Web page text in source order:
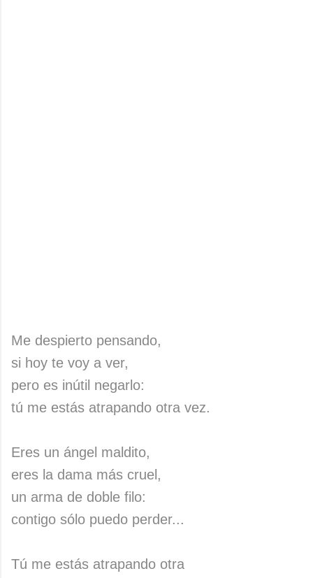
Me despierto pensando,
si hoy te voy a ver,
pero es inútil negarlo:
tú me estás atrapando otra vez.
Eres un ángel maldito,
eres la dama más cruel,
un arma de doble filo:
contigo sólo puedo perder...
Tú me estás atrapando otra